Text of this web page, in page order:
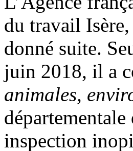
du travail
donné suite.
juin 2018, il a
animales,
inspection